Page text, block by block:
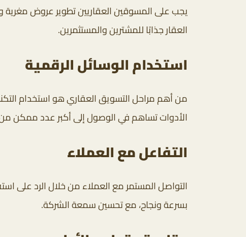
يجب على المسوقين العقاريين تطوير عروض مغرية
العقار جذابًا للمشترين والمستثمرين.
استخدام الوسائل الرقمية
من أهم مراحل التسويق العقاري هو استخدام
الأدوات تساهم في الوصول إلى أكبر عدد ممكن من
التفاعل مع العملاء
التواصل المستمر مع العملاء من خلال الرد على
بسرعة ونجاح، مع تحسين سمعة الشركة.